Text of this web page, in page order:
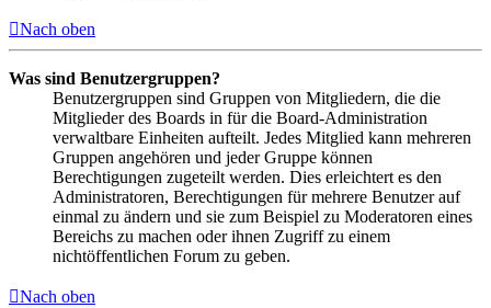
Nach oben
Was sind Benutzergruppen?
Benutzergruppen sind Gruppen von Mitgliedern, die die
Mitglieder des Boards in für die Board-Administration
verwaltbare Einheiten aufteilt. Jedes Mitglied kann mehreren
Gruppen angehören und jeder Gruppe können
Berechtigungen zugeteilt werden. Dies erleichtert es den
Administratoren, Berechtigungen für mehrere Benutzer auf
einmal zu ändern und sie zum Beispiel zu Moderatoren eines
Bereichs zu machen oder ihnen Zugriff zu einem
nichtöffentlichen Forum zu geben.
Nach oben